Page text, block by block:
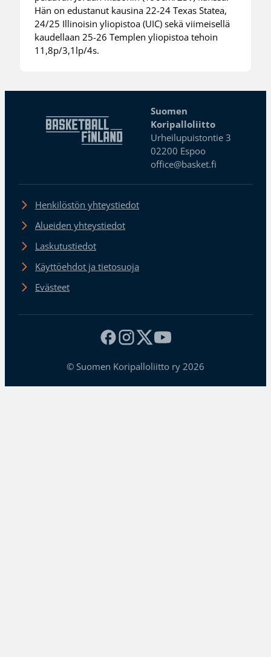
Hän on edustanut kausina 22-24 Texas Statea,
24/25 Illinoisin yliopistoa (UIC) sekä viimeisellä
kaudellaan 25-26 Templen yliopistoa tehoin
11,8p/3,1lp/4s.
Suomen
Koripalloliitto
Urheilupuistontie 3
02200 Espoo
office@basket.fi
Henkilöstön yhteystiedot
Alueiden yhteystiedot
Laskutustiedot
Käyttöehdot ja tietosuoja
Evästeet
© Suomen Koripalloliitto ry 2026